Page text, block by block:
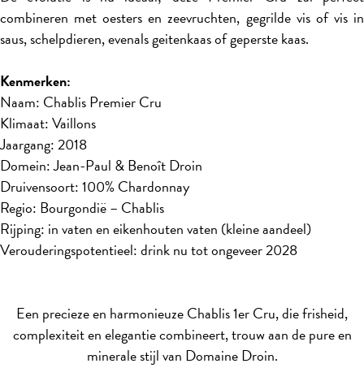
combineren met oesters en zeevruchten, gegrilde vis of vis in
saus, schelpdieren, evenals geitenkaas of geperste kaas.
Kenmerken:
Naam: Chablis Premier Cru
Klimaat: Vaillons
Jaargang: 2018
Domein: Jean-Paul & Benoît Droin
Druivensoort: 100% Chardonnay
Regio: Bourgondië – Chablis
Rijping: in vaten en eikenhouten vaten (kleine aandeel)
Verouderingspotentieel: drink nu tot ongeveer 2028
Een precieze en harmonieuze Chablis 1er Cru, die frisheid,
complexiteit en elegantie combineert, trouw aan de pure en
minerale stijl van Domaine Droin.